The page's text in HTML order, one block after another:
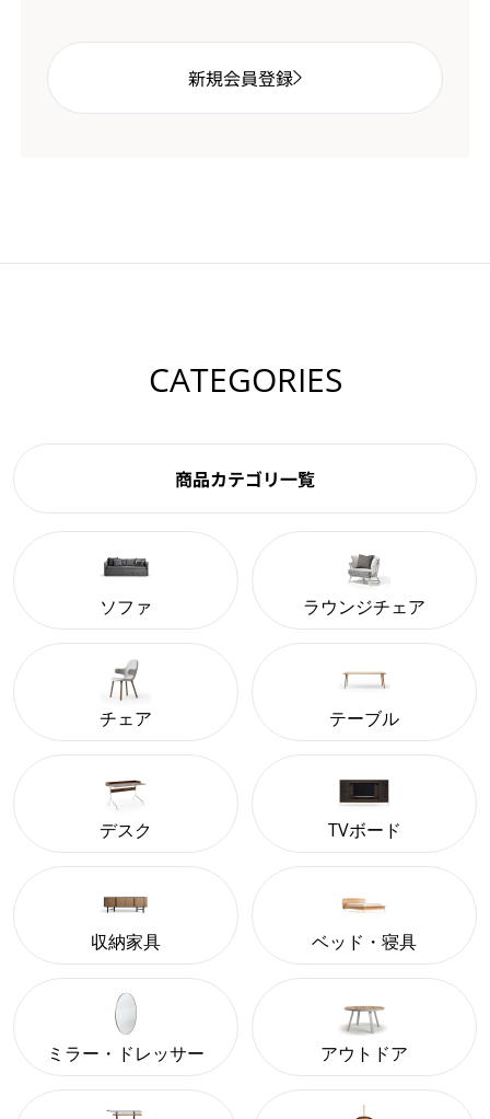
新規会員登録
CATEGORIES
商品カテゴリ一覧
ソファ ラウンジチェア
チェア テーブル
デスク TVボード
収納家具 ベッド・寝具
ミラー・ドレッサー アウトドア